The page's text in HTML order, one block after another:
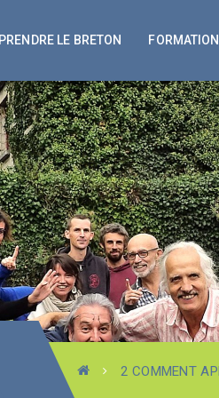
LE BRETON
2 COMMENT